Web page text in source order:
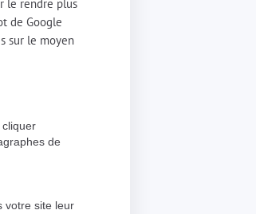
le rendre plus
de Google
sur le moyen
de
votre site leur